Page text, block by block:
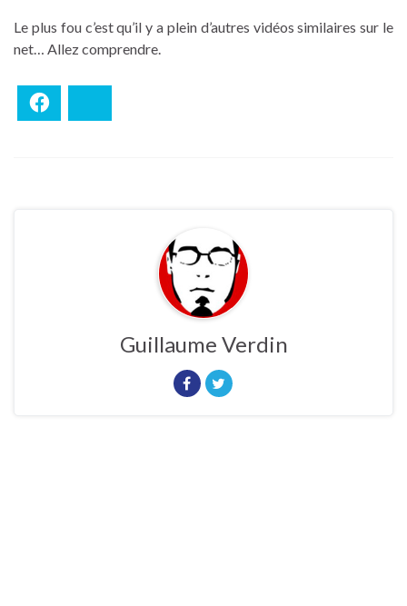
Le plus fou c’est qu’il y a plein d’autres vidéos similaires sur le
net… Allez comprendre.
Guillaume Verdin